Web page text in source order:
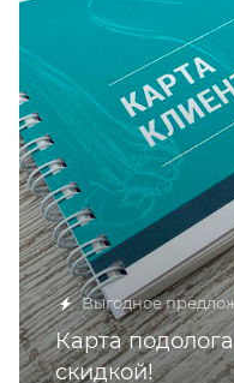
Выгодное
Карта
скидкой!